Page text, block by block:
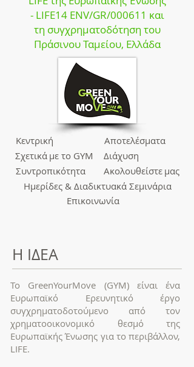
Το GreenYourMove (GYM) είναι ένα
Ευρωπαϊκό Ερευνητικό έργο
συγχρηματοδοτούμενο από τον
χρηματοοικονομικό θεσμό της
Ευρωπαϊκής Ένωσης για το περιβάλλον,
LIFE.
Η ΙΔΕΑ
- LIFE14 ENV/GR/000611 και
τη συγχρηματοδότηση του
Πράσινου Ταμείου, Ελλάδα
Κεντρική
Σχετικά
Συντροπικότητα
Ημερίδες &
Διάχυση
Αποτελέσματα
Ακολουθείστε μας
Επικοινωνία
με το GYM
Διαδικτυακά Σεμινάρια